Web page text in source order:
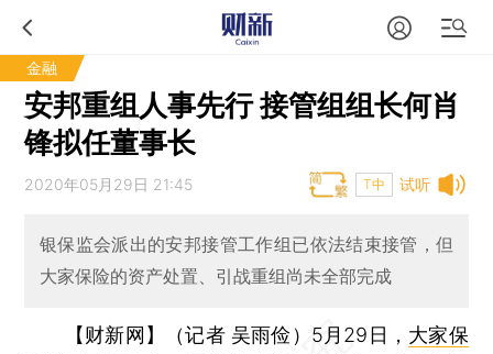
金融
安邦重组人事先行 接管组组长何肖
锋拟任董事长
试听
2020年05月29日 21:45 T中
银保监会派出的安邦接管工作组已依法结束接管，但
大家保险的资产处置、引战重组尚未全部完成
【财新网】（记者 吴雨俭） 5月29日， 大家保